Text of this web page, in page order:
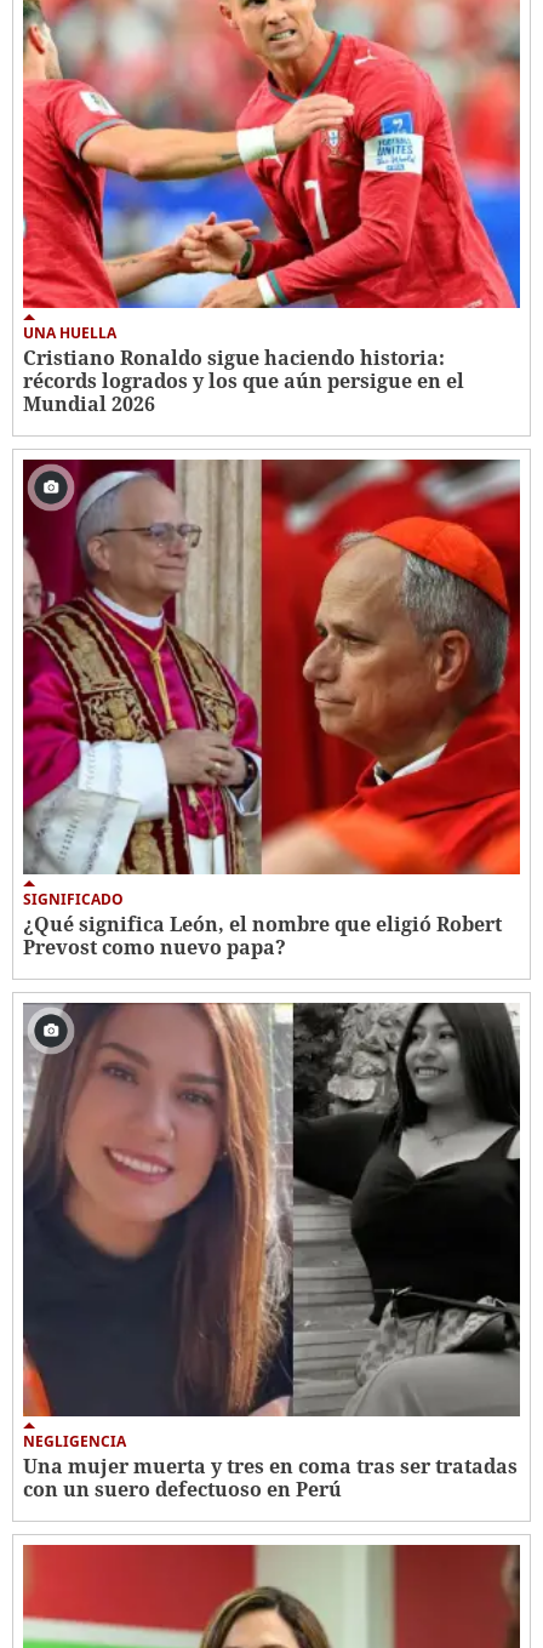
UNA HUELLA
Cristiano Ronaldo sigue haciendo historia:
récords logrados y los que aún persigue en el
Mundial 2026
SIGNIFICADO
¿Qué significa León, el nombre que eligió Robert
Prevost como nuevo papa?
NEGLIGENCIA
Una mujer muerta y tres en coma tras ser tratadas
con un suero defectuoso en Perú